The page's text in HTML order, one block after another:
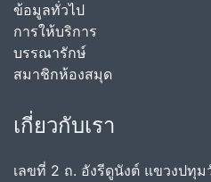
ข้อมูลทั่วไป
การให้บริการ
บรรณารักษ์
สมาชิกห้องสมุด
เกี่ยวกับเรา
เลขที่ 2 ถ. อังรีดูนังต์ แขวงปทุ